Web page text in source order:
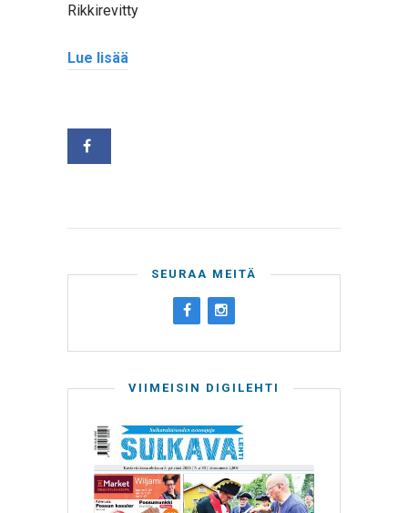
Rikkirevitty
Lue lisää
SEURAA MEITÄ
VIIMEISIN DIGILEHTI